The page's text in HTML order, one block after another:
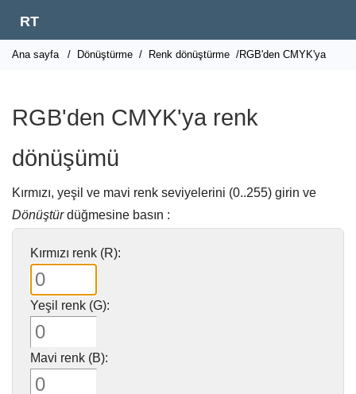
RT
Ana sayfa / Dönüştürme / Renk dönüştürme /RGB'den CMYK'ya
RGB'den CMYK'ya renk
dönüşümü
Kırmızı, yeşil ve mavi renk seviyelerini (0..255) girin ve
Dönüştürdüğmesine basın :
Kırmızı renk (R):
Yeşil renk (G):
Mavi renk (B):